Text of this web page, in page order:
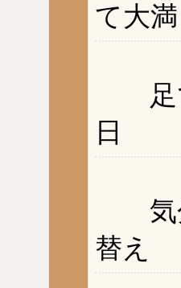
て大満
足で
日
気分
替え